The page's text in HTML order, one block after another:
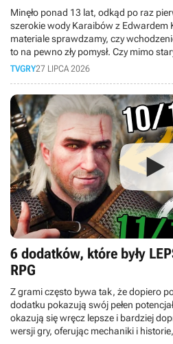
Minęło ponad 13 lat, odkąd po raz
szerokie wody Karaibów z Edwardem
materiale sprawdzamy, czy
to na pewno zły pomysł. Czy mimo
obecnych między innymi w walce, to
TVGRY27 LIPCA 2026
6 dodatków, które były
RPG
Z grami często bywa tak, że dopiero
dodatku pokazują swój pełen
okazują się wręcz lepsze i bardziej
wersji gry, oferując mechaniki i